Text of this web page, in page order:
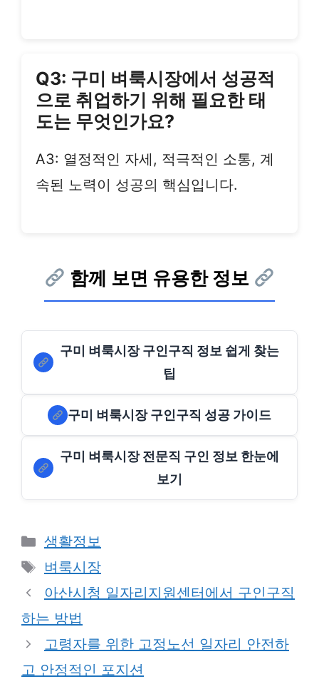
Q3: 구미 벼룩시장에서 성공적
으로 취업하기 위해 필요한 태
도는 무엇인가요?
A3: 열정적인 자세, 적극적인 소통, 계
속된 노력이 성공의 핵심입니다.
함께 보면 유용한 정보
구미 벼룩시장 구인구직 정보 쉽게 찾는
팁
구미 벼룩시장 구인구직 성공 가이드
구미 벼룩시장 전문직 구인 정보 한눈에
보기
Categories
생활정보
Tags
벼룩시장
아산시청 일자리지원센터에서 구인구직
하는 방법
고령자를 위한 고정노선 일자리 안전하
고 안정적인 포지션